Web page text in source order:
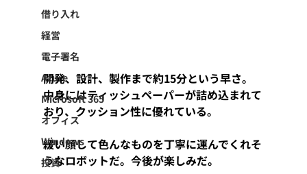
借り入れ
経営
電子署名
Azure
Microsoft 365
オフィス
Windows
投資
開発、設計、製作まで約15分という早さ。
中身にはティッシュペーパーが詰め込まれて
おり、クッション性に優れている。
緩い顔して色んなものを丁寧に運んでくれそ
うなロボットだ。今後が楽しみだ。